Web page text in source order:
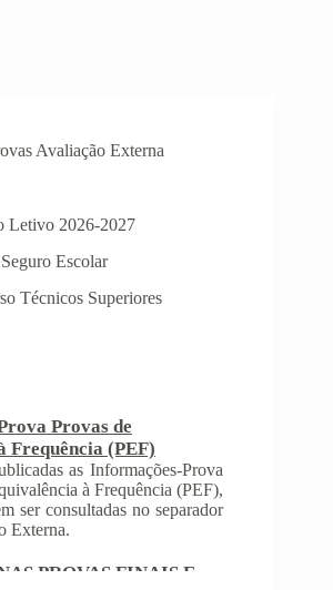
Avaliação Externa
Letivo 2026-2027
Seguro Escolar
Técnicos Superiores
Provas de
Frequência (PEF)
as Informações-Prova
à Frequência (PEF),
ser consultadas no separador
Externa.
PROVAS FINAIS E